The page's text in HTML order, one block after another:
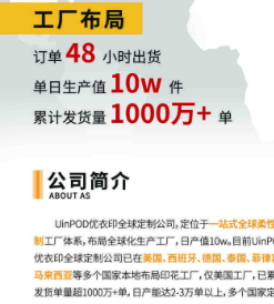
上个月，根据纽约时报、卫报曝光
露，波及用户有 5000 万人之多，
性格模型，用来操纵了 2016 年的美
的用户，该公司会专门进行通知。毫
闻曝光以来，许多人都在等待这样的
（Mark Zuckerberg）在美国参议
丑闻的细节浮出水面。